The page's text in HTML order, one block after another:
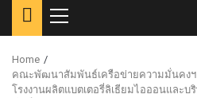
Primary
Menu
Home
คณะพัฒนาสัมพันธ์เครือข่ายความมั่นคงฯ
โรงงานผลิตแบตเตอรี่ลิเธียมไอออนและ